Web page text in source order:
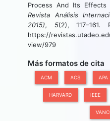
Process And Its
Revista Análisis
2015), 5(2), 117–161.
https://
view/979
Más formatos de cita
ACM ACS APA
HARVARD IEEE